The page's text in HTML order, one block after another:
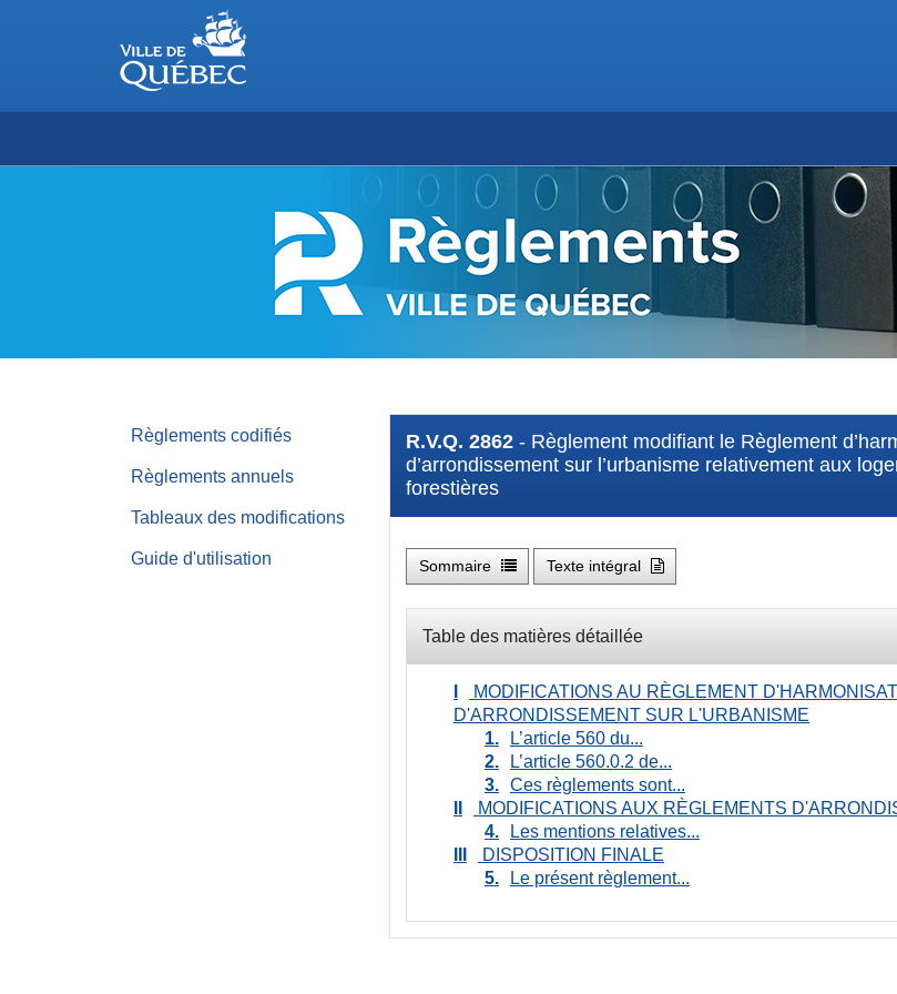
Règlements codifiés
Règlements annuels
Tableaux des modifications
Guide d'utilisation
R.V.Q. 2862 - Règlement modifiant le Règlement
d’arrondissement sur l’urbanisme relativement aux
forestières
Sommaire Texte intégral
Table des matières détaillée
I
MODIFICATIONS AU RÈGLEMENT
D'ARRONDISSEMENT SUR L'URBANISME
1
L’article 560 du...
2
L’article 560.0.2 de...
3
Ces règlements sont...
II
MODIFICATIONS AUX RÈGLEMENTS
4
Les mentions relatives...
III
DISPOSITION FINALE
5
Le présent règlement...